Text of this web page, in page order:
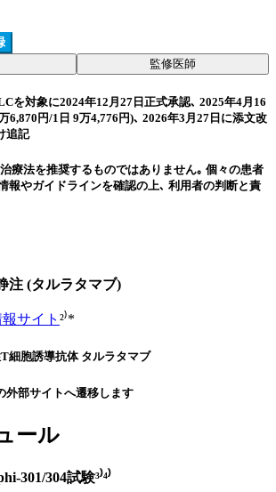
監修医師
を対象に2024年12月27日正式承認､ 2025年4月16
6,870円/1日 9万4,776円)､ 2026年3月27日に添文改
追記
療法を推奨するものではありません｡ 個々の患者
報やガイドラインを確認の上､ 利用者の判断と責
注 (タルラタマブ)
サイト ²⁾*
細胞誘導抗体 タルラタマブ
外部サイトへ遷移します
ール
301/304試験³⁾⁴⁾